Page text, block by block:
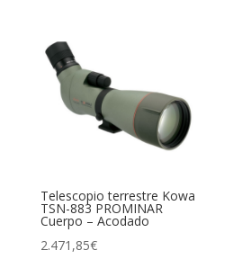
Telescopio terrestre Kowa
TSN-883 PROMINAR
Cuerpo – Acodado
2.471,85€